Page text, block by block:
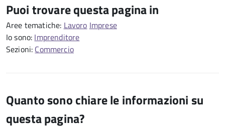
Puoi trovare questa pagina in
Aree tematiche: Lavoro Imprese
Io sono: Imprenditore
Sezioni: Commercio
Quanto sono chiare le informazioni su
questa pagina?